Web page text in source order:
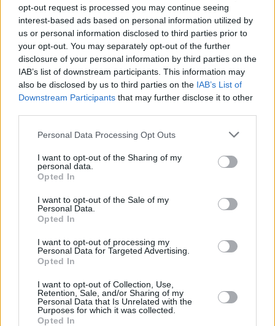
opt-out request is processed you may continue seeing
interest-based ads based on personal information utilized by
us or personal information disclosed to third parties prior to
your opt-out. You may separately opt-out of the further
disclosure of your personal information by third parties on the
IAB’s list of downstream participants. This information may
also be disclosed by us to third parties on the IAB’s List of
Downstream Participants that may further disclose it to other
Personal Data Processing Opt Outs
I want to opt-out of the Sharing of my
personal data.
Opted In
I want to opt-out of the Sale of my
Personal Data.
Opted In
I want to opt-out of processing my
Personal Data for Targeted Advertising.
Opted In
I want to opt-out of Collection, Use,
Retention, Sale, and/or Sharing of my
Personal Data that Is Unrelated with the
Purposes for which it was collected.
Opted In
48enne residente a Savignano sul Panaro, è scivolato
procurandosi un doloroso trauma alla gamba.
Allertati i soccorsi, sul posto è stata invita la squadra del
Soccorso Alpino e Speleologico stazione Monte Cimone e
l’ambulanza di Fanano. Dopo valutazione sanitaria del ferito è
stato attivato l’elicottero 118 di Pavullo nel Frignano, dotato di
verricello con a bordo un Tecnico del CNSAS. Visto che la zona
non consentiva l’utilizzo del verricello a causa della vegetazione
e trasportato, utilizzando tecniche alpinistiche, fuori dal bosco e
lasciato al personale dell’elicottero che lo ha poi trasferito
all’ospedale di Baggiovara.